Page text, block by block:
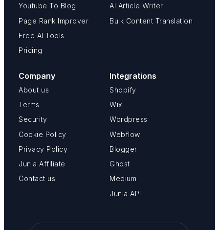
Youtube To Blog
Page Rank Improver
Free AI Tools
Pricing
AI Article Writer
Bulk Content Translation
Company
About us
Terms
Security
Cookie Policy
Privacy Policy
Junia Affiliate
Contact us
Integrations
Shopify
Wix
Wordpress
Webflow
Blogger
Ghost
Medium
Junia API